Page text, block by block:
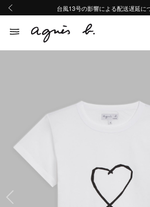
熊本地域地震の影響による配送遅延
Summer Sale 2buy10%OFF!!
台風13号の影響による配送遅延に
熊本地域地震の影響による配送遅延
Summer Sale 2buy10%OFF!!
前の画像